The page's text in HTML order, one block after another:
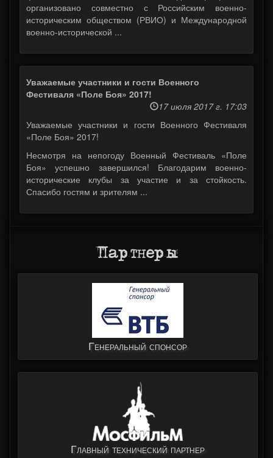
организовано совместно с Российским военно-
историческим обществом (РВИО) и Международной
военно-исторической ...
Уважаемые участники и гости Военного
Фестиваля «Поле Боя» 2017!
17 июля 2017 г. 17:03
Уважаемые участники и гости Военного Фестиваля
«Поле Боя» 2017!
Несмотря на непогоду Военный Фестиваль «Поле
Боя» успешно завершился! Благодарим военно-
исторические клубы за участие и за стойкость.
Спасибо гостям и зрителям ...
Партнеры
Генеральный спонсор
Главный технический партнер